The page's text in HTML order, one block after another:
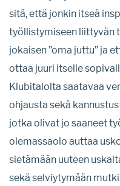
sitä, että jonkin itseä
työllistymiseen liittyvän
jokaisen ”oma juttu” ja
ottaa juuri itselle
Klubitalolta saatavaa
ohjausta sekä
jotka olivat jo saaneet
olemassaolo auttaa
sietämään uuteen
sekä selviytymään